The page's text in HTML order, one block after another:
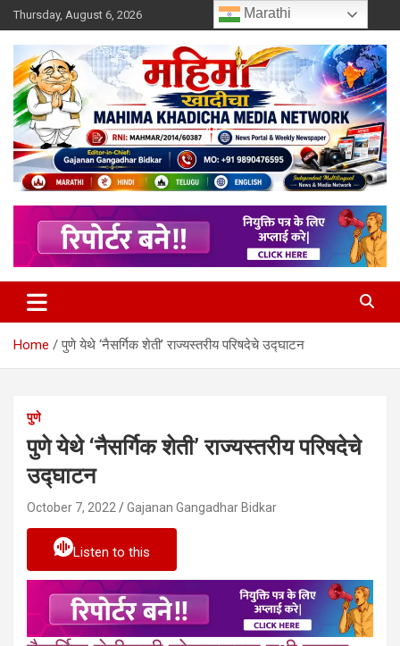
Skip
to
content
Thursday, August 6, 2026
Mahimakhadicha
Home पुणे येथे ‘नैसर्गिक शेती’ राज्यस्तरीय परिषदेचे उद्घाटन
पुणे
पुणे येथे ‘नैसर्गिक शेती’ राज्यस्तरीय परिषदेचे
उद्घाटन
October 7, 2022 Gajanan Gangadhar Bidkar
Listen to this
Marathi